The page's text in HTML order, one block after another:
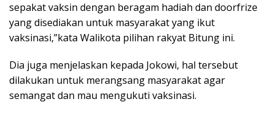
sepakat vaksin dengan beragam hadiah dan doorfrize
yang disediakan untuk masyarakat yang ikut
vaksinasi,”kata Walikota pilihan rakyat Bitung ini.
Dia juga menjelaskan kepada Jokowi, hal tersebut
dilakukan untuk merangsang masyarakat agar
semangat dan mau mengukuti vaksinasi.